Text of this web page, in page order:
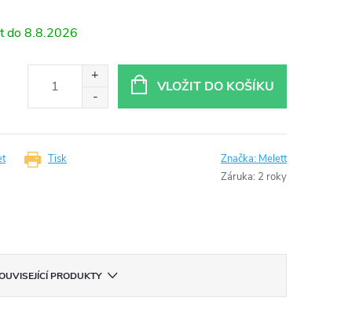
8.8.2026
VLOŽIT DO KOŠÍKU
Tisk Značka: Melett
Záruka: 2 roky
PRODUKTY